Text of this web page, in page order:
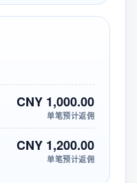
CNY 1,000.00
单笔预计返佣
CNY 1,200.00
单笔预计返佣